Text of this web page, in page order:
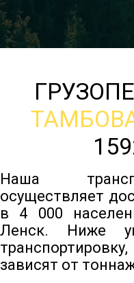
Наша
осуществляет
в 4 000
Ленск. Ниже
зависят от